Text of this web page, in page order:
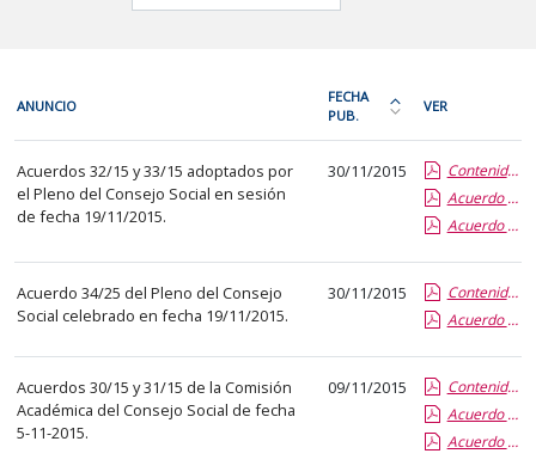
cada
fila
de
la
siguiente
tabla
encontrará
los
tablón
seleccionado
del
Consejo
ANUNCIO
FECHA
PUB.
Ordena
la
tabla
por
fecha
de
publicación:
más
antigua
VER
Acuerdos 32/15 y 33/15 adoptados por
el Pleno del Consejo Social en sesión
de fecha 19/11/2015.
30/11/2015
Contenido de la Publicación
Acuerdo 33-15 de Aprobación Presupuesto C.S. 2016
Acuerdo 32-15 de Aprobación Auditoria Presupuesto UVa
Acuerdo 34/25 del Pleno del Consejo
Social celebrado en fecha 19/11/2015.
30/11/2015
Contenido de la Publicación
Acuerdo 34-15 de Autorización de ampliación SIGMA
Acuerdos 30/15 y 31/15 de la Comisión
Académica del Consejo Social de fecha
5-11-2015.
09/11/2015
Contenido de la Publicación
Acuerdo 31-15 de Distribución Provisional Becas C.S
Acuerdo 30-15 de Informa de Implantación de Master